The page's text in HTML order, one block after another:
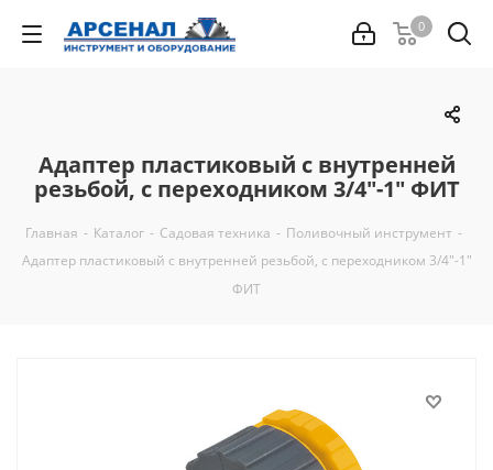
0
Адаптер пластиковый с внутренней
резьбой, с переходником 3/4"-1" ФИТ
Главная - Каталог - Садовая техника - Поливочный инструмент -
Адаптер пластиковый с внутренней резьбой, с переходником 3/4"-1"
ФИТ